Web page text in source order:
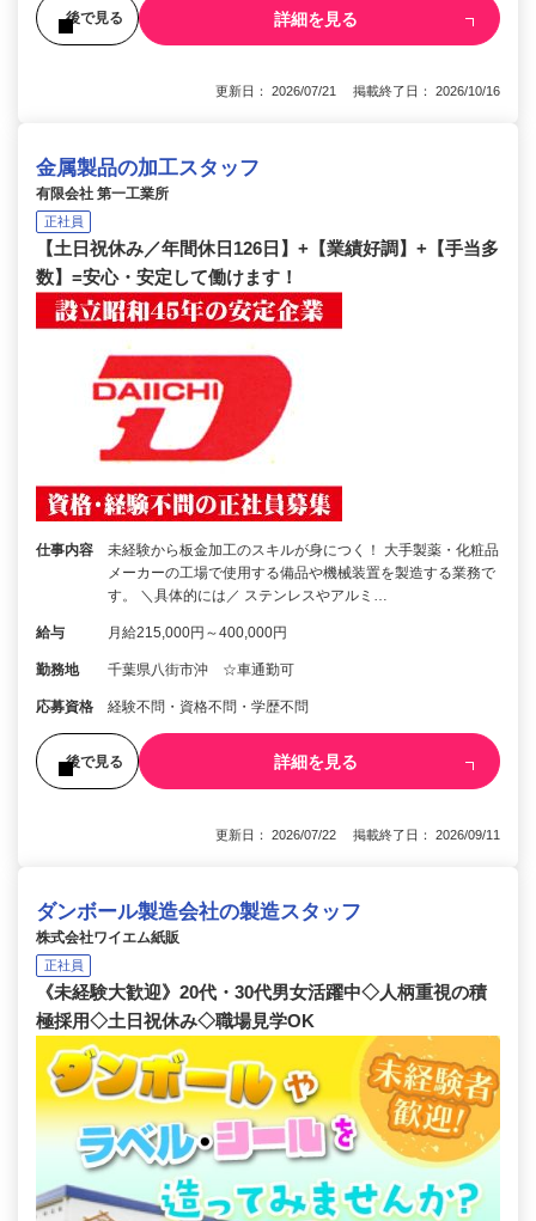
後で見る 詳細を見る
更新日： 2026/07/21 掲載終了日： 2026/10/16
金属製品の加工スタッフ
有限会社 第一工業所
正社員
【土日祝休み／年間休日126日】+【業績好調】+【手当多
数】=安心・安定して働けます！
仕事内容
未経験から板金加工のスキルが身につく！ 大手製薬・化粧品
メーカーの工場で使用する備品や機械装置を製造する業務で
す。 ＼具体的には／ ステンレスやアルミ…
給与 月給215,000円～400,000円
勤務地 千葉県八街市沖 ☆車通勤可
応募資格 経験不問・資格不問・学歴不問
後で見る 詳細を見る
更新日： 2026/07/22 掲載終了日： 2026/09/11
ダンボール製造会社の製造スタッフ
株式会社ワイエム紙販
正社員
《未経験大歓迎》20代・30代男女活躍中◇人柄重視の積
極採用◇土日祝休み◇職場見学OK